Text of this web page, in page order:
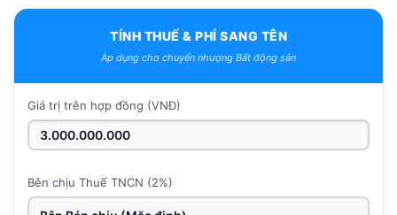
TÍNH THUẾ & PHÍ SANG TÊN
Áp dụng cho chuyển nhượng Bất động sản
Giá trị trên hợp đồng (VNĐ)
Bên chịu Thuế TNCN (2%)